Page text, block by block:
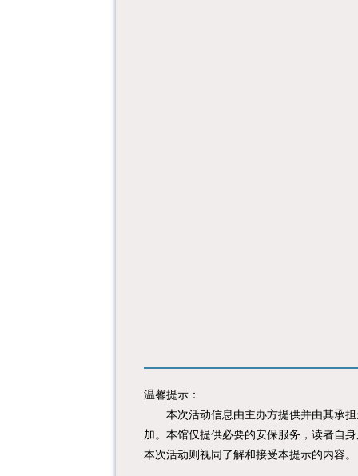
温馨提示：
本次活动信息由主办方提供并由其承担
加。本馆仅提供必要的安保服务，读者自
本次活动则视同了解和接受本提示的内容。